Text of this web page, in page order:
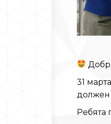
31
должен
Ребята